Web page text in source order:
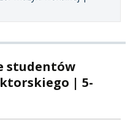
studentów
| 5-